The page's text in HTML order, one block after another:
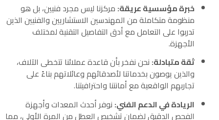
خبرة مؤسسية عريقة: مركزنا ليس مجرد فنيين، بل هو
منظومة متكاملة من المهندسين الاستشاريين والفنيين الذين
تدربوا على التعامل مع أدق التفاصيل التقنية لمختلف
الأجهزة.
ثقة متبادلة: نحن نفخر بأن قاعدة عملائنا تتخطى الآلاف،
والذين يوصون بخدماتنا لأصدقائهم وعائلاتهم بناءً على
تجاربهم الواقعية مع أمانتنا واحترافيتنا.
الريادة في الدعم الفني: نوفر أحدث المعدات وأجهزة
الفحص الدقيق لضمان تشخيص العطل من المرة الأولى، مما